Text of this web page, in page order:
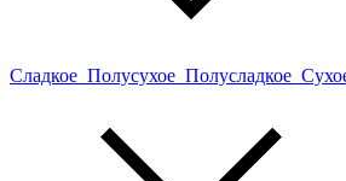
Сладкое Полусухое Полусладкое